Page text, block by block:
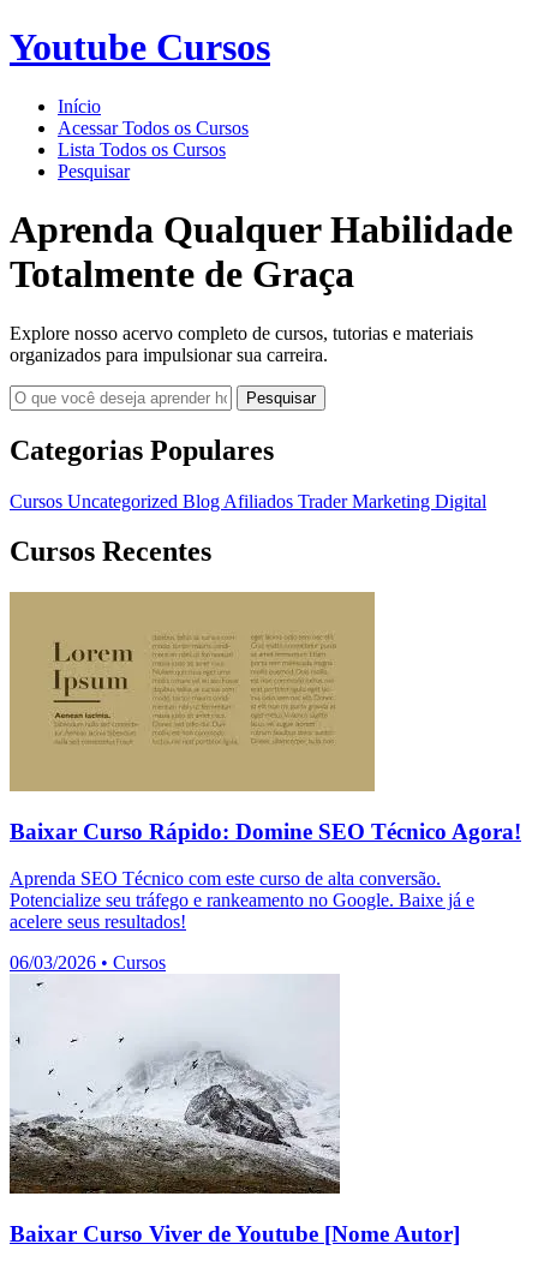
Youtube Cursos
Início
Acessar Todos os Cursos
Lista Todos os Cursos
Pesquisar
Aprenda Qualquer Habilidade
Totalmente de Graça
Explore nosso acervo completo de cursos, tutorias e materiais
organizados para impulsionar sua carreira.
Pesquisar
Categorias Populares
Cursos Uncategorized Blog Afiliados TraderMarketing Digital
Cursos Recentes
Baixar Curso Rápido: Domine SEO Técnico Agora!
Aprenda SEO Técnico com este curso de alta conversão.
Potencialize seu tráfego e rankeamento no Google. Baixe já e
acelere seus resultados!
06/03/2026 • Cursos
Baixar Curso Viver de Youtube [Nome Autor]